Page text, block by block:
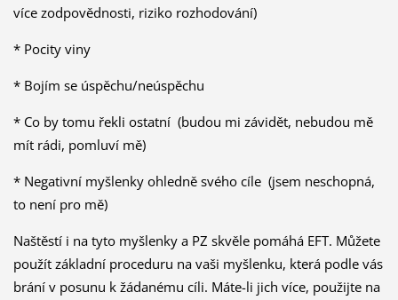
více zodpovědnosti, riziko rozhodování)
* Pocity viny
* Bojím se úspěchu/neúspěchu
* Co by tomu řekli ostatní (budou mi závidět, nebudou mě
mít rádi, pomluví mě)
* Negativní myšlenky ohledně svého cíle (jsem neschopná,
to není pro mě)
Naštěstí i na tyto myšlenky a PZ skvěle pomáhá EFT. Můžete
použít základní proceduru na vaši myšlenku, která podle vás
brání v posunu k žádanému cíli. Máte-li jich více, použijte na